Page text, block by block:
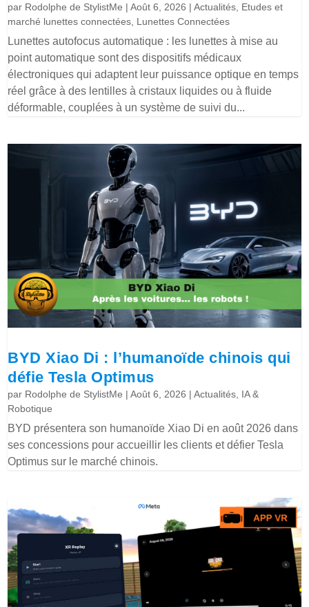
par Rodolphe de StylistMe |Août 6, 2026 |Actualités Etudes et
marché lunettes connectées Lunettes Connectées
Lunettes autofocus automatique : les lunettes à mise au
point automatique sont des dispositifs médicaux
électroniques qui adaptent leur puissance optique en temps
réel grâce à des lentilles à cristaux liquides ou à fluide
déformable, couplées à un système de suivi du...
BYD Xiao Di : l’humanoïde chinois qui
défie Tesla Optimus
par Rodolphe de StylistMe |Août 6, 2026 |Actualités IA &
Robotique
BYD présentera son humanoïde Xiao Di en août 2026 dans
ses concessions pour accueillir les clients et défier Tesla
Optimus sur le marché chinois.